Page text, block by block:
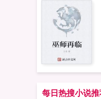
每日热搜小说